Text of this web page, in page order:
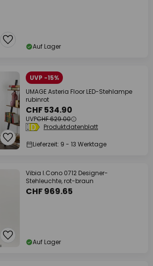
Auf Lager
UVP -15%
UMAGE Asteria Floor LED-Stehlampe
rubinrot
CHF 534.90
UVPCHF 629.00
Produktdatenblatt
Lieferzeit: 9 - 13 Werktage
Vibia I.Cono 0712 Designer-
Stehleuchte, rot-braun
CHF 969.65
Auf Lager